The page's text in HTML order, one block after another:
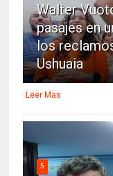
Walter
pasajes en
los
Ushuaia
Leer Mas
5